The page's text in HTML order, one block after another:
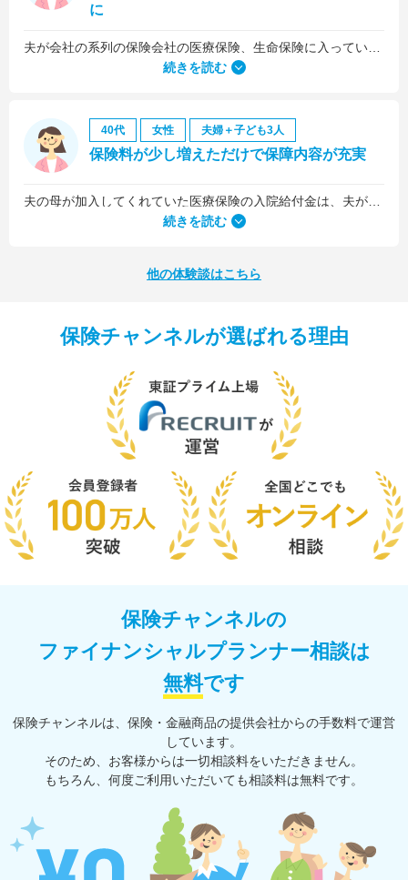
に
続きを読む
40代 女性 夫婦＋子ども3人
保険料が少し増えただけで保障内容が充実
続きを読む
他の体験談はこちら
保険チャンネルが選ばれる理由
保険チャンネルの
ファイナンシャルプランナー相談は
無料です
保険チャンネルは、保険・⾦融商品の提供会社からの⼿数料で運営
しています。
そのため、お客様からは一切相談料をいただきません。
もちろん、何度ご利⽤いただいても相談料は無料です。